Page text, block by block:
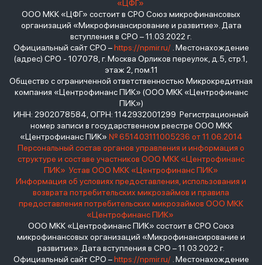
«ЦФГ»
ООО МКК «ЦФГ» состоит в СРО Союз микрофинансовых
организаций «Микрофинансирование и развитие». Дата
вступления в СРО – 11.03.2022 г.
Официальный сайт СРО –https://npmir.ru/. Местонахождение
(адрес) СРО - 107078, г. Москва Орликов переулок, д.5, стр.1,
этаж 2, пом.11
Общество с ограниченной ответственностью Микрокредитная
компания «Центрофинанс ПИК» (ООО МКК «Центрофинанс
ПИК»)
ИНН: 2902078584, ОГРН: 1142932001299 Регистрационный
номер записи в государственном реестре ООО МКК
«Центрофинанс ПИК» № 651403111005236 от 11.06.2014
Персональный состав органов управления и информация о
структуре и составе участников ООО МКК «Центрофинанс
ПИК» Устав ООО МКК «Центрофинанс ПИК»
Информация об условиях предоставления, использования и
возврата потребительских микрозаймов и правила
предоставления потребительских микрозаймов ООО МКК
«Центрофинанс ПИК»
ООО МКК «Центрофинанс ПИК» состоит в СРО Союз
микрофинансовых организаций «Микрофинансирование и
развитие». Дата вступления в СРО – 11.03.2022 г.
Официальный сайт СРО –https://npmir.ru/. Местонахождение